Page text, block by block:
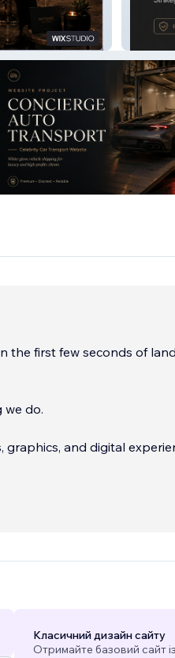
Concierge Auto Transport
the first few seconds of
we do.
and digital
earn trust, and communicate
Класичний дизайн сайту
Отримайте базовий сайт